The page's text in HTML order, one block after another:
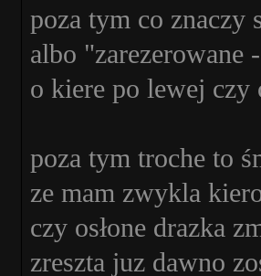
poza tym co znaczy
albo "zarezerowane
o kiere po lewej czy
poza tym troche to
ze mam zwykla
czy osłone drazka
zreszta juz dawno